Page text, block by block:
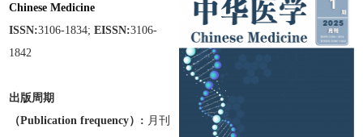
Chinese Medicine
ISSN:3106-1834;EISSN:3106-
1842
出版周期
（Publication frequency）: 月刊